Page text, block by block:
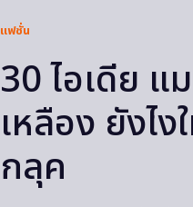
แฟชั่น
30 ไอเดีย แ
เหลือง ยังไง
กลุค